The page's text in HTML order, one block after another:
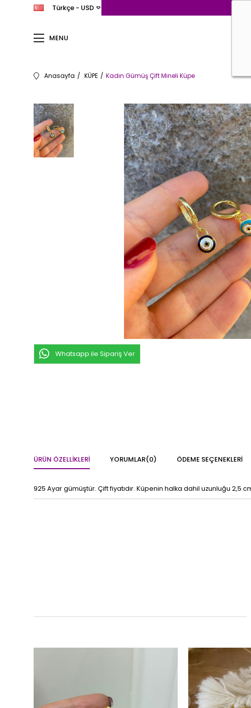
MENU
Türkçe - USD
Anasayfa KÜPE Kadın Gümüş Çift Mineli Küpe
Whatsapp ile Sipariş Ver
ÜRÜN ÖZELLIKLERI YORUMLAR(0) ÖDEME SEÇENEKLERI
925 Ayar gümüştür. Çift fiyatıdır. Küpenin halka dahil uzunluğu 2,5